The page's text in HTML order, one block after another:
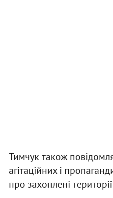
Тимчук також
агітаційних і
про захоплені